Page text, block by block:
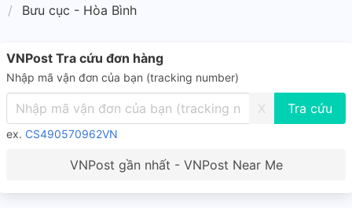
Bưu cục - Hòa Bình
VNPost Tra cứu đơn hàng
Nhập mã vận đơn của bạn (tracking number)
X
ex. CS490570962VN
VNPost gần nhất - VNPost Near Me